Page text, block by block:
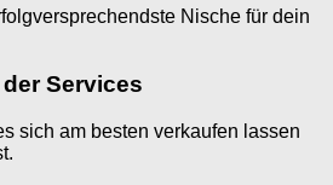
Nische für dein
Services
sich am besten verkaufen lassen